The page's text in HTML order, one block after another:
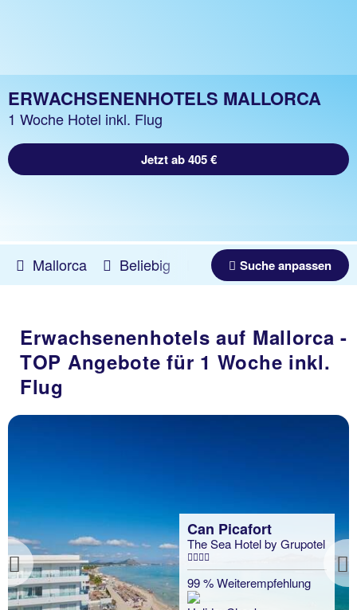
ERWACHSENENHOTELS MALLORCA
1 Woche Hotel inkl. Flug
Jetzt ab 405 €
Mallorca Beliebig 09.08.2026 -
Suche anpassen
Erwachsenenhotels auf Mallorca -
TOP Angebote für 1 Woche inkl.
Flug
Previous
Sa Coma
Hipotels MediterrÃ¡neo
7 Nächte, ÜF, DZ
statt
1247 €